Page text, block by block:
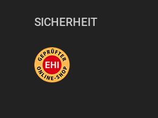
SICHERHEIT